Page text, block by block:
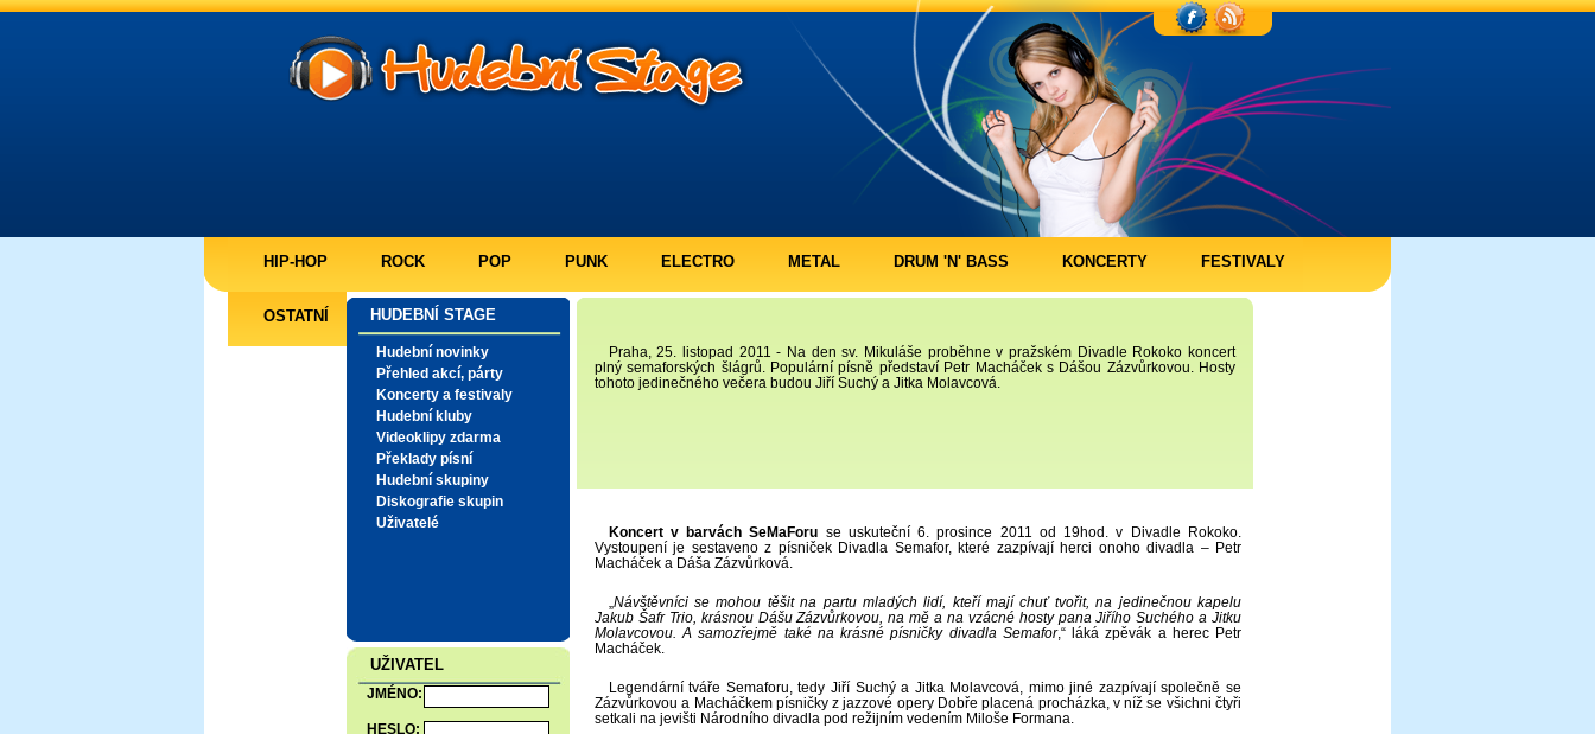
HIP-HOP ROCK POP PUNK ELECTRO METAL DRUM 'N' BASS KONCERTY FESTIVALY
OSTATNÍ HUDEBNÍ STAGE
Hudební novinky
Přehled akcí, párty
Koncerty a festivaly
Hudební kluby
Videoklipy zdarma
Překlady písní
Hudební skupiny
Diskografie skupin
Uživatelé
UŽIVATEL
JMÉNO:
HESLO:
Praha, 25. listopad 2011 - Na den sv. Mikuláše proběhne v pražském Divadle Rokoko koncert
plný semaforských šlágrů. Populární písně představí Petr Macháček s Dášou Zázvůrkovou. Hosty
tohoto jedinečného večera budou Jiří Suchý a Jitka Molavcová.
Koncert v barvách SeMaForu se uskuteční 6. prosince 2011 od 19hod. v Divadle Rokoko.
Vystoupení je sestaveno z písniček Divadla Semafor, které zazpívají herci onoho divadla – Petr
Macháček a Dáša Zázvůrková.
Návštěvníci se mohou těšit na partu mladých lidí, kteří mají chuť tvořit, na jedinečnou kapelu
Jakub Šafr Trio, krásnou Dášu Zázvůrkovou, na mě a na vzácné hosty pana Jiřího Suchého a Jitku
Molavcovou. A samozřejmě také na krásné písničky divadla Semafor,“ láká zpěvák a herec Petr
Macháček.
Legendární tváře Semaforu, tedy Jiří Suchý a Jitka Molavcová, mimo jiné zazpívají společně se
Zázvůrkovou a Macháčkem písničky z jazzové opery Dobře placená procházka, v níž se všichni čtyři
setkali na jevišti Národního divadla pod režijním vedením Miloše Formana.